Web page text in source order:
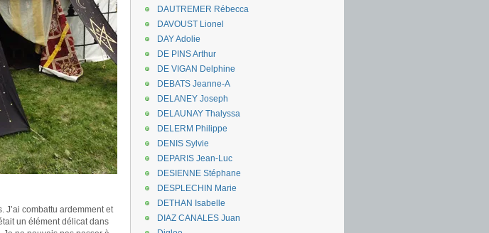
J’ai combattu ardemment et
un élément délicat dans
DAUTREMER Rébecca
DAVOUST Lionel
DAY Adolie
DE PINS Arthur
DE VIGAN Delphine
DEBATS Jeanne-A
DELANEY Joseph
DELAUNAY Thalyssa
DELERM Philippe
DENIS Sylvie
DEPARIS Jean-Luc
DESIENNE Stéphane
DESPLECHIN Marie
DETHAN Isabelle
DIAZ CANALES Juan